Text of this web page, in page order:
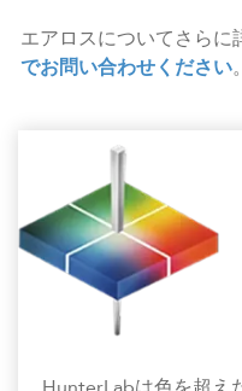
エアロスについてさらに
でお問い合わせください